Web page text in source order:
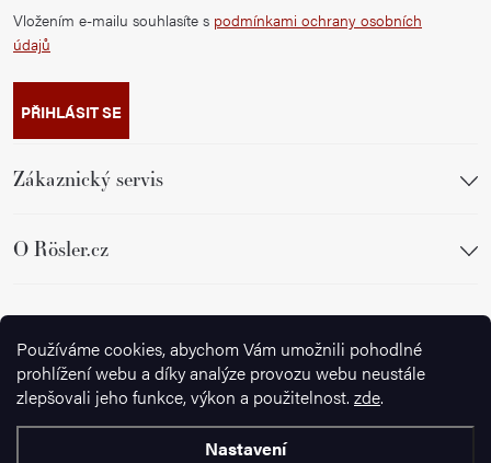
Používáme cookies, abychom Vám umožnili pohodlné
prohlížení webu a díky analýze provozu webu neustále
zlepšovali jeho funkce, výkon a použitelnost. zde.
Nastavení
Vložením e-mailu souhlasíte s podmínkami ochrany osobních
údajů
PŘIHLÁSIT SE
Zákaznický servis
O Rösler.cz
Sledujte nás